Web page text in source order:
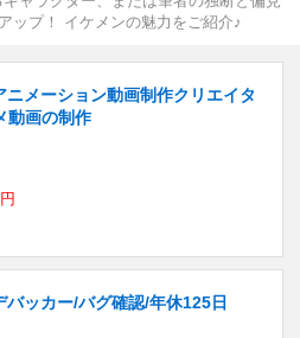
ップ！ イケメンの魅力をご紹介♪
ニメーション動画制作クリエイタ
動画の制作
ッカー/バグ確認/年休125日